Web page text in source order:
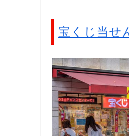
宝くじ当せ